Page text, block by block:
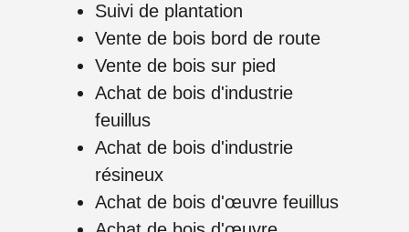
Suivi de plantation
Vente de bois bord de route
Vente de bois sur pied
Achat de bois d'industrie
feuillus
Achat de bois d'industrie
résineux
Achat de bois d'œuvre feuillus